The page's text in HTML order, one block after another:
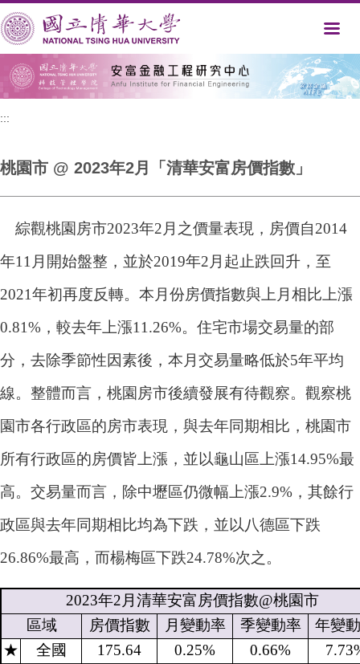
跳
到
主
要
內
容
:::
桃園市 @ 2023年2月「清華安富房價指數」
綜觀桃園房市2023年2月之價量表現，房價自2014
年11月開始盤整，並於2019年2月起止跌回升，至
2021年初再度反轉。本月份房價指數與上月相比上漲
0.81%，較去年上漲11.26%。住宅市場交易量的部
分，去除季節性因素後，本月交易量略低於5年平均
線。整體而言，桃園房市後續發展有待觀察。觀察桃
園市各行政區的房市表現，與去年同期相比，桃園市
所有行政區的房價皆上漲，並以龜山區上漲14.95%最
高。交易量而言，除中壢區仍微幅上漲2.9%，其餘行
政區與去年同期相比均為下跌，並以八德區下跌
26.86%最高，而楊梅區下跌24.78%次之。
2023年2 月清華安富房價指數@桃園市
區域
房價指數 月變動率 季變動率
年變
★
全國 175.64 0.25% 0.66%